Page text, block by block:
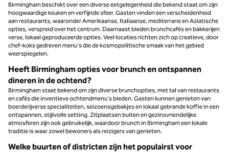
Birmingham beschikt over een diverse eetgelegenheid die bekend staat om zijn
hoogwaardige keuken en verfijnde sfeer. Gasten vinden een verscheidenheid
aan restaurants, waaronder Amerikaanse, Italiaanse, mediterrane en Aziatische
opties, verspreid over het centrum. Daarnaast bieden brunchcafés en bakkerijen
verse, lokaal geproduceerde opties. Veel locaties richten zich op creatieve, door
chef-koks gedreven menu's die de kosmopolitische smaak van het gebied
weerspiegelen.
Heeft Birmingham opties voor brunch en ontspannen
dineren in de ochtend?
Birmingham staat bekend om zijn diverse brunchopties, met tal van restaurants
en cafés die inventieve ochtendmenu's bieden. Gasten kunnen genieten van
boerderijverse specialiteiten, seizoensgebakjes en lokaal gebrande koffie in een
ontspannen, stijlvolle setting. Zitplaatsen buiten en gezinsvriendelijke
atmosferen zijn ook gebruikelijk, waardoor brunch in Birmingham een lokale
traditie is waar zowel bewoners als reizigers van genieten.
Welke buurten of districten zijn het populairst voor